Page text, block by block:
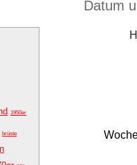
1950er
brüste
Datum